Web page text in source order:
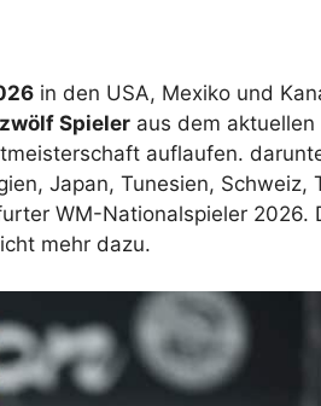
Excel – kostenlos
ausfüllen
in den USA, Mexiko und
zwölf Spieler aus dem aktuellen
auflaufen.
Japan, Tunesien, Schweiz,
WM-Nationalspieler 2026.
mehr dazu.